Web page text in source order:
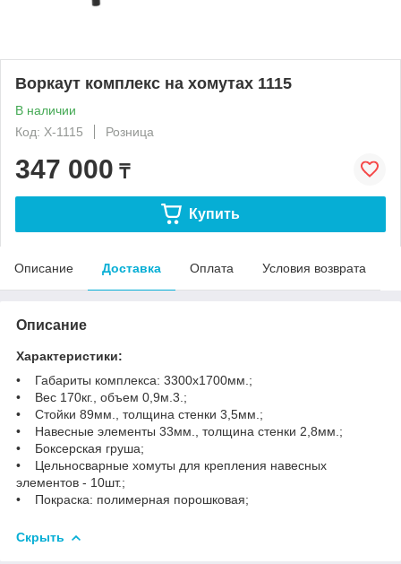
Воркаут комплекс на хомутах 1115
В наличии
Код: Х-1115
Розница
347 000 ₸
Купить
Описание Доставка Оплата Условия возврата
Описание
Характеристики:
• Габариты комплекса: 3300х1700мм.;
• Вес 170кг., объем 0,9м.3.;
• Стойки 89мм., толщина стенки 3,5мм.;
• Навесные элементы 33мм., толщина стенки 2,8мм.;
• Боксерская груша;
• Цельносварные хомуты для крепления навесных
элементов - 10шт.;
• Покраска: полимерная порошковая;
Скрыть